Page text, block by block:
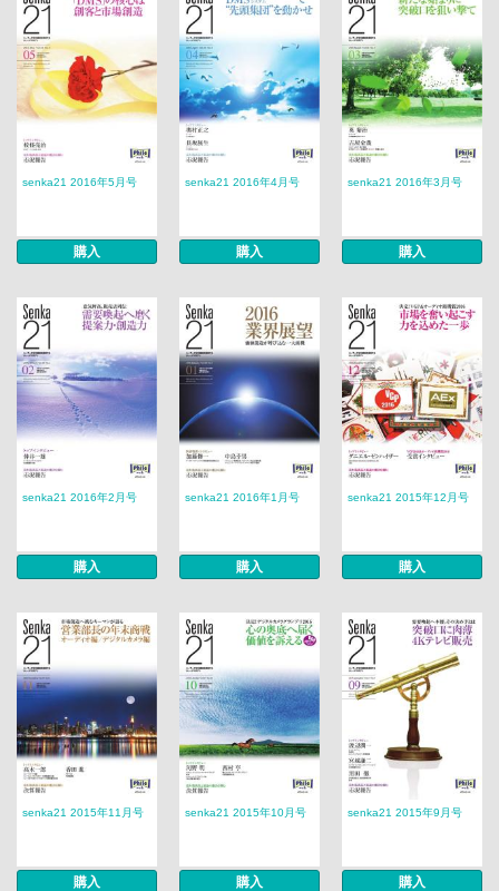
senka21 2016年5月号
購入
senka21 2016年4月号
購入
senka21 2016年3月号
購入
senka21 2016年2月号
購入
senka21 2016年1月号
購入
senka21 2015年12月号
購入
senka21 2015年11月号
購入
senka21 2015年10月号
購入
senka21 2015年9月号
購入